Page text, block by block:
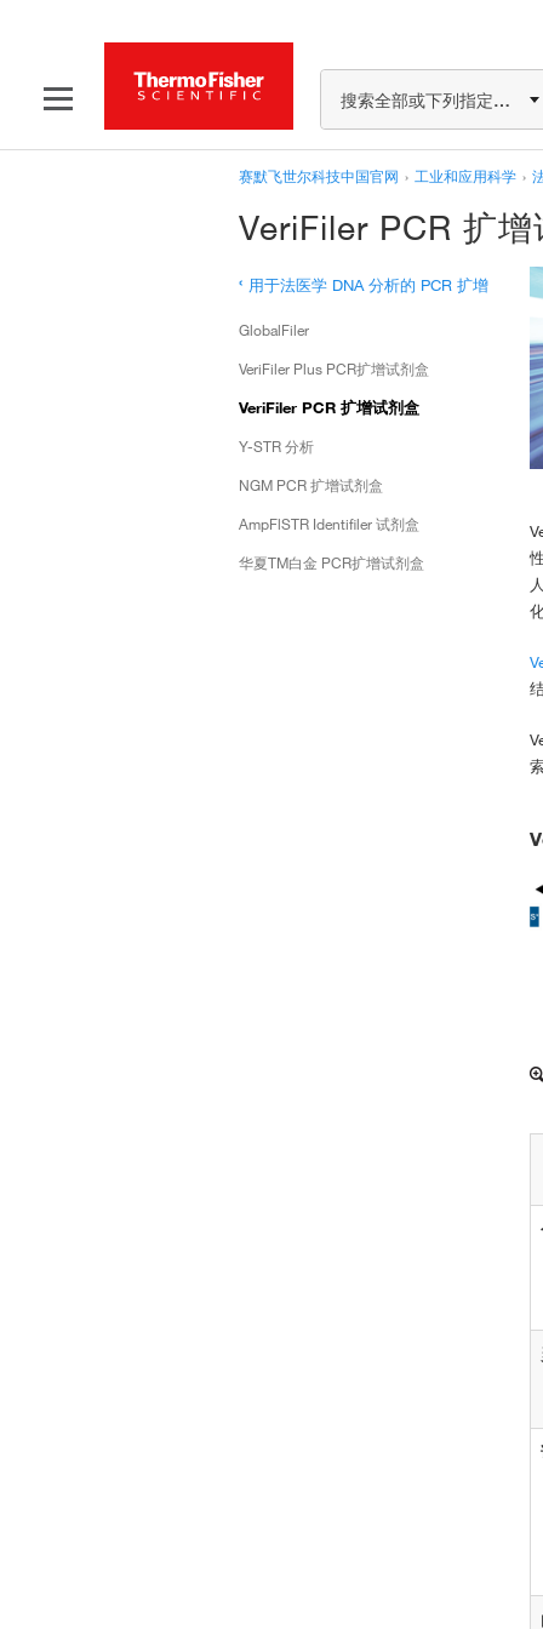
搜索全部或下列指定分类
赛默飞世尔科技中国官网 › 工业和应用科学 ›
VeriFiler PCR 扩
‹ 用于法医学 DNA 分析的 PCR 扩增
GlobalFiler
VeriFiler Plus PCR扩增试剂盒
VeriFiler PCR 扩增试剂盒
Y-STR 分析
NGM PCR 扩增试剂盒
AmpFlSTR Identifiler 试剂盒
华夏TM白金 PCR扩增试剂盒